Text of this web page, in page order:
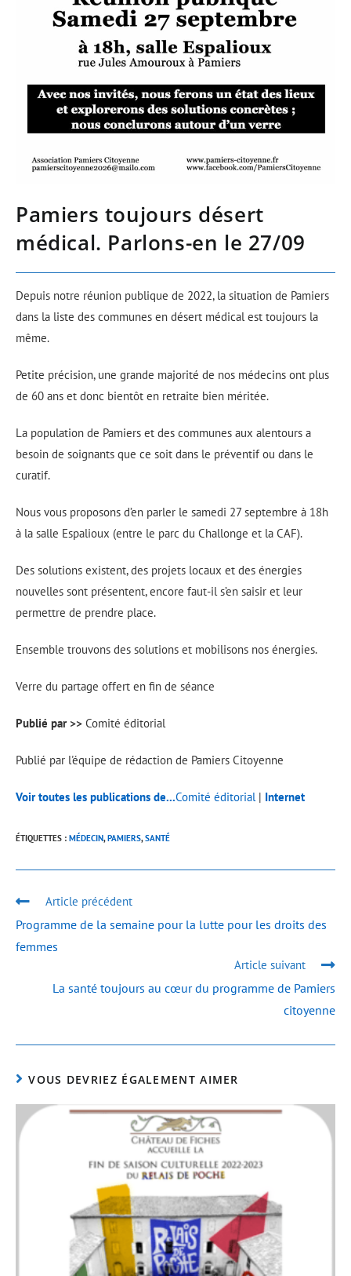
Pamiers toujours désert
médical. Parlons-en le 27/09
Depuis notre réunion publique de 2022, la situation de Pamiers
dans la liste des communes en désert médical est toujours la
même.
Petite précision, une grande majorité de nos médecins ont plus
de 60 ans et donc bientôt en retraite bien méritée.
La population de Pamiers et des communes aux alentours a
besoin de soignants que ce soit dans le préventif ou dans le
curatif.
Nous vous proposons d’en parler le samedi 27 septembre à 18h
à la salle Espalioux (entre le parc du Challonge et la CAF).
Des solutions existent, des projets locaux et des énergies
nouvelles sont présentent, encore faut-il s’en saisir et leur
permettre de prendre place.
Ensemble trouvons des solutions et mobilisons nos énergies.
Verre du partage offert en fin de séance
Publié par >> Comité éditorial
Publié par l'équipe de rédaction de Pamiers Citoyenne
Voir toutes les publications de...Comité éditorial| Internet
ÉTIQUETTES : MÉDECIN, PAMIERS, SANTÉ
Article précédent
Programme de la semaine pour la lutte pour les droits des
femmes
Article suivant
La santé toujours au cœur du programme de Pamiers
citoyenne
VOUS DEVRIEZ ÉGALEMENT AIMER